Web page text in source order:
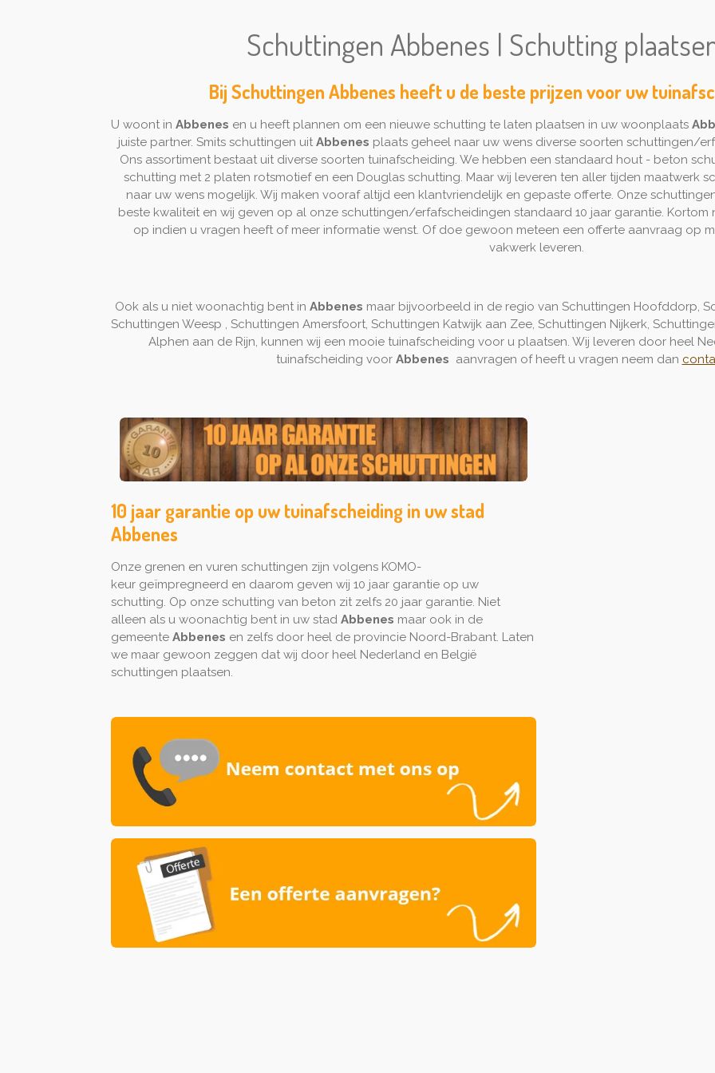
Schuttingen Abbenes | Schutting
Bij Schuttingen Abbenes heeft u de beste prijzen voor uw
U woont in Abbenes en u heeft plannen om een nieuwe schutting te laten plaatsen in uw woonplaats
juiste partner. Smits schuttingen uit Abbenes plaats geheel naar uw wens diverse soorten schuttingen/
Ons assortiment bestaat uit diverse soorten tuinafscheiding. We hebben een standaard hout - beton
schutting met 2 platen rotsmotief en een Douglas schutting. Maar wij leveren ten aller tijden maatwerk
naar uw wens mogelijk. Wij maken vooraf altijd een klantvriendelijk en gepaste offerte. Onze
beste kwaliteit en wij geven op al onze schuttingen/erfafscheidingen standaard 10 jaar garantie.
op indien u vragen heeft of meer informatie wenst. Of doe gewoon meteen een offerte aanvraag op
vakwerk leveren.
Ook als u niet woonachtig bent in Abbenes maar bijvoorbeeld in de regio van Schuttingen Hoofddorp,
Schuttingen Weesp , Schuttingen Amersfoort, Schuttingen Katwijk aan Zee, Schuttingen Nijkerk,
Alphen aan de Rijn, kunnen wij een mooie tuinafscheiding voor u plaatsen. Wij leveren door heel
tuinafscheiding voor Abbenes aanvragen of heeft u vragen neem dan
10 jaar garantie op uw tuinafscheiding in uw stad
Abbenes
Onze grenen en vuren schuttingen zijn volgens KOMO-
keur geïmpregneerd en daarom geven wij 10 jaar garantie op uw
schutting. Op onze schutting van beton zit zelfs 20 jaar garantie. Niet
alleen als u woonachtig bent in uw stad Abbenes maar ook in de
gemeente Abbenes en zelfs door heel de provincie Noord-Brabant. Laten
we maar gewoon zeggen dat wij door heel Nederland en België
schuttingen plaatsen.